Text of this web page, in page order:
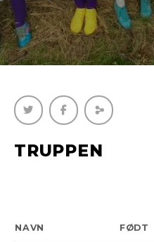
TRUPPEN
NAVN FØDT